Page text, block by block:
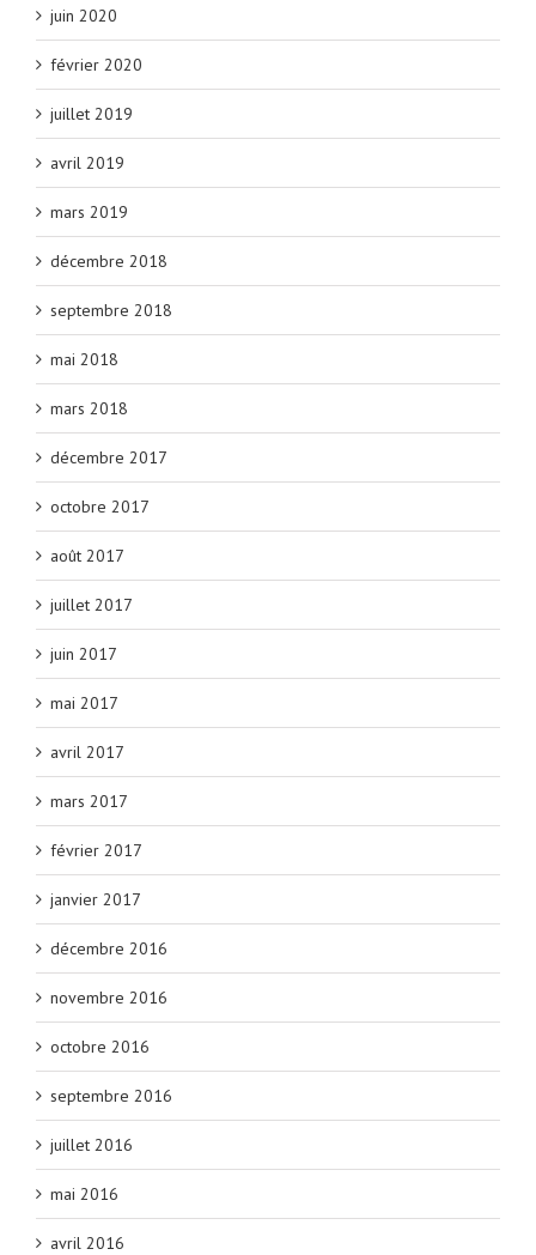
juin 2020
février 2020
juillet 2019
avril 2019
mars 2019
décembre 2018
septembre 2018
mai 2018
mars 2018
décembre 2017
octobre 2017
août 2017
juillet 2017
juin 2017
mai 2017
avril 2017
mars 2017
février 2017
janvier 2017
décembre 2016
novembre 2016
octobre 2016
septembre 2016
juillet 2016
mai 2016
avril 2016